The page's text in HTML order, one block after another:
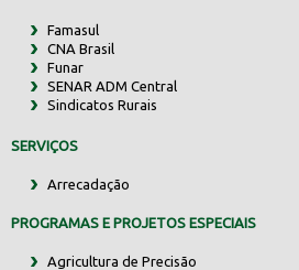
Famasul
CNA Brasil
Funar
SENAR ADM Central
Sindicatos Rurais
SERVIÇOS
Arrecadação
PROGRAMAS E PROJETOS ESPECIAIS
Agricultura de Precisão